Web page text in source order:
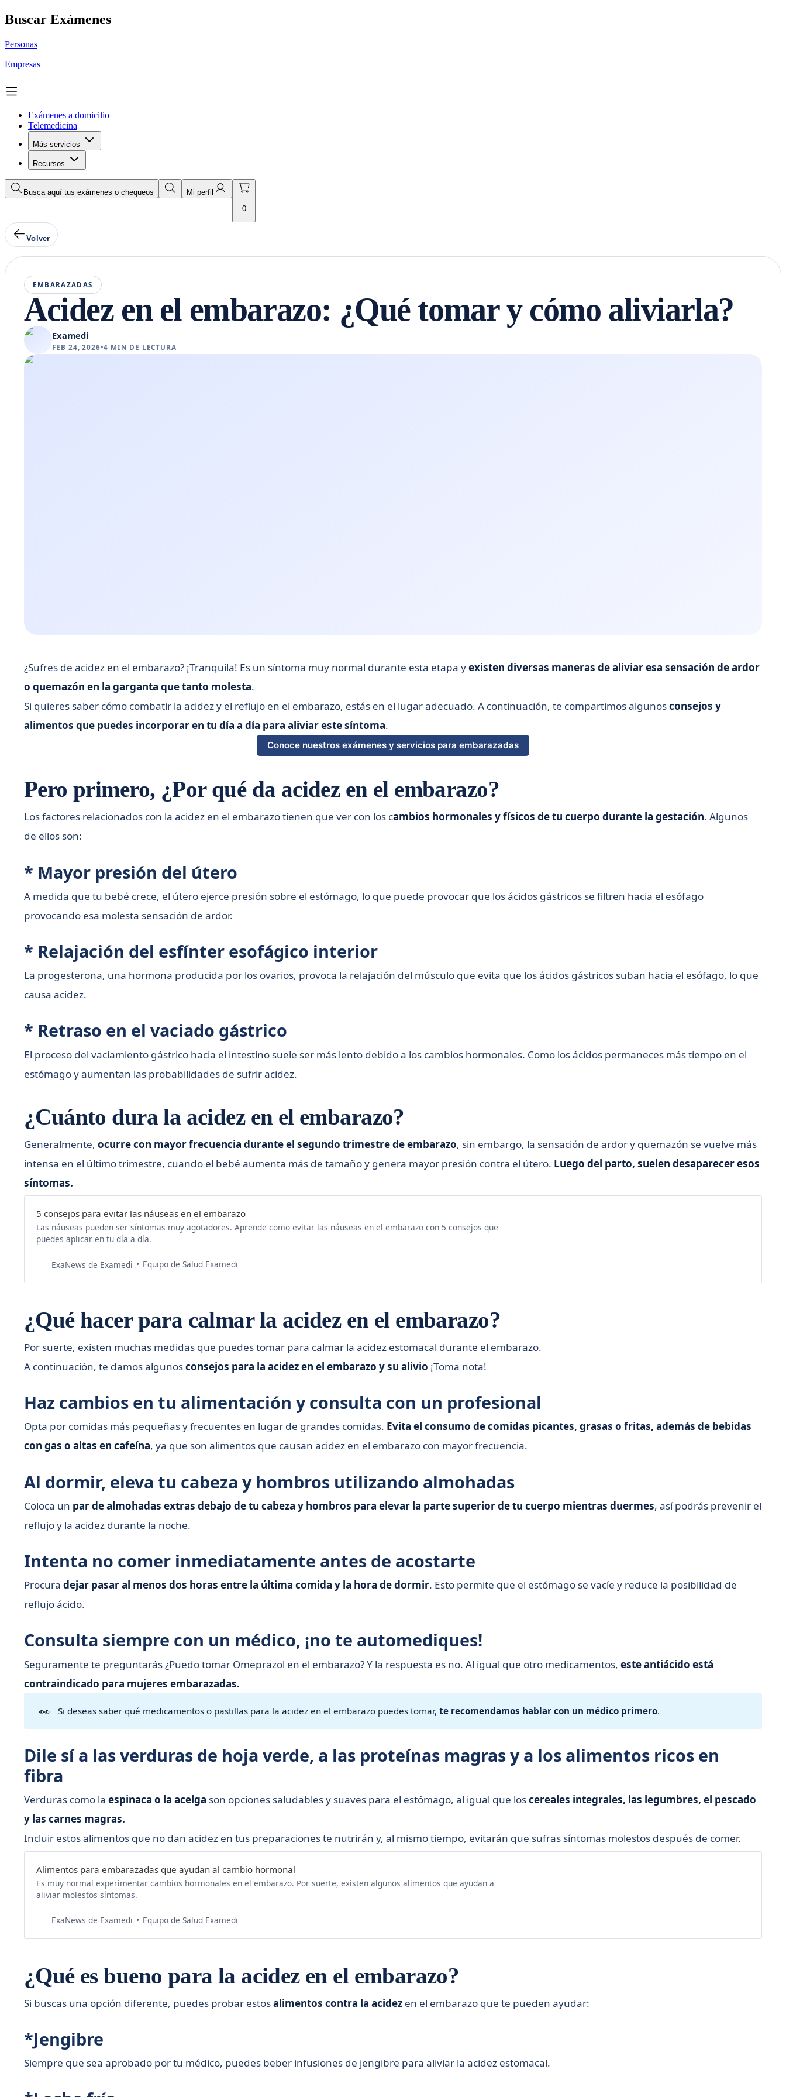
Buscar Exámenes
Personas
Empresas
Exámenes a domicilio
Telemedicina
Más servicios
Recursos
Busca aquí tus exámenes o chequeos
Mi perfil
0
Volver
EMBARAZADAS
Acidez en el embarazo: ¿Qué tomar y cómo aliviarla?
Examedi
FEB 24, 2026•4 MIN DE LECTURA
¿Sufres de acidez en el embarazo? ¡Tranquila! Es un síntoma muy normal durante esta etapa yexisten diversas maneras de aliviar esa sensación de ardor
o quemazón en la garganta que tanto molesta.
Si quieres saber cómo combatir la acidez y el reflujo en el embarazo, estás en el lugar adecuado. A continuación, te compartimos algunosconsejos y
alimentos que puedes incorporar en tu día a día para aliviar este síntoma.
Conoce nuestros exámenes y servicios para embarazadas
Pero primero, ¿Por qué da acidez en el embarazo?
Los factores relacionados con la acidez en el embarazo tienen que ver con los cambios hormonales y físicos de tu cuerpo durante la gestación. Algunos
de ellos son:
* Mayor presión del útero
A medida que tu bebé crece, el útero ejerce presión sobre el estómago, lo que puede provocar que los ácidos gástricos se filtren hacia el esófago
provocando esa molesta sensación de ardor.
* Relajación del esfínter esofágico interior
La progesterona, una hormona producida por los ovarios, provoca la relajación del músculo que evita que los ácidos gástricos suban hacia el esófago, lo que
causa acidez.
* Retraso en el vaciado gástrico
El proceso del vaciamiento gástrico hacia el intestino suele ser más lento debido a los cambios hormonales. Como los ácidos permaneces más tiempo en el
estómago y aumentan las probabilidades de sufrir acidez.
¿Cuánto dura la acidez en el embarazo?
Generalmente, ocurre con mayor frecuencia durante el segundo trimestre de embarazo, sin embargo, la sensación de ardor y quemazón se vuelve más
intensa en el último trimestre, cuando el bebé aumenta más de tamaño y genera mayor presión contra el útero. Luego del parto, suelen desaparecer esos
síntomas.
5 consejos para evitar las náuseas en el embarazo
Las náuseas pueden ser síntomas muy agotadores. Aprende como evitar las náuseas en el embarazo con 5 consejos que
puedes aplicar en tu día a día.
ExaNews de Examedi Equipo de Salud Examedi
¿Qué hacer para calmar la acidez en el embarazo?
Por suerte, existen muchas medidas que puedes tomar para calmar la acidez estomacal durante el embarazo.
A continuación, te damos algunosconsejos para la acidez en el embarazo y su alivio ¡Toma nota!
Haz cambios en tu alimentación y consulta con un profesional
Opta por comidas más pequeñas y frecuentes en lugar de grandes comidas. Evita el consumo de comidas picantes, grasas o fritas, además de bebidas
con gas o altas en cafeína, ya que son alimentos que causan acidez en el embarazo con mayor frecuencia.
Al dormir, eleva tu cabeza y hombros utilizando almohadas
Coloca un par de almohadas extras debajo de tu cabeza y hombros para elevar la parte superior de tu cuerpo mientras duermes, así podrás prevenir el
reflujo y la acidez durante la noche.
Intenta no comer inmediatamente antes de acostarte
Procura dejar pasar al menos dos horas entre la última comida y la hora de dormir. Esto permite que el estómago se vacíe y reduce la posibilidad de
reflujo ácido.
Consulta siempre con un médico, ¡no te automediques!
Seguramente te preguntarás ¿Puedo tomar Omeprazol en el embarazo? Y la respuesta es no. Al igual que otro medicamentos, este antiácido está
contraindicado para mujeres embarazadas.
👀 Si deseas saber qué medicamentos o pastillas para la acidez en el embarazo puedes tomar,te recomendamos hablar con un médico primero.
Dile sí a las verduras de hoja verde, a las proteínas magras y a los alimentos ricos en
fibra
Verduras como la espinaca o la acelga son opciones saludables y suaves para el estómago, al igual que loscereales integrales, las legumbres, el pescado
y las carnes magras.
Incluir estos alimentos que no dan acidez en tus preparaciones te nutrirán y, al mismo tiempo, evitarán que sufras síntomas molestos después de comer.
Alimentos para embarazadas que ayudan al cambio hormonal
Es muy normal experimentar cambios hormonales en el embarazo. Por suerte, existen algunos alimentos que ayudan a
aliviar molestos síntomas.
ExaNews de Examedi Equipo de Salud Examedi
¿Qué es bueno para la acidez en el embarazo?
Si buscas una opción diferente, puedes probar estosalimentos contra la acidez en el embarazo que te pueden ayudar:
*Jengibre
Siempre que sea aprobado por tu médico, puedes beber infusiones de jengibre para aliviar la acidez estomacal.